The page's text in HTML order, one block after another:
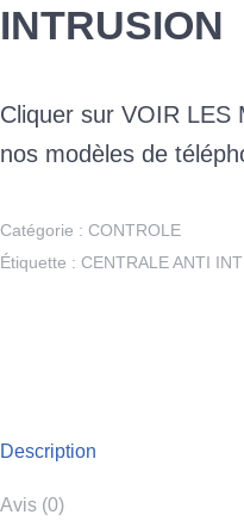
INTRUSION
Cliquer sur VOIR LES
nos modèles de
Catégorie : CONTROLE
Étiquette : CENTRALE ANTI
Description
Avis (0)